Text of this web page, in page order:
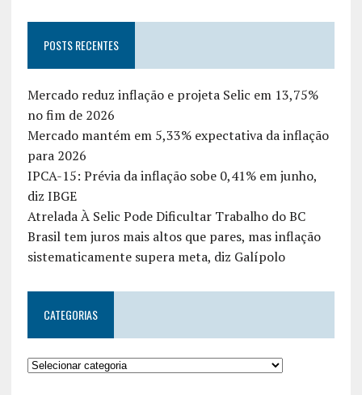
POSTS RECENTES
Mercado reduz inflação e projeta Selic em 13,75%
no fim de 2026
Mercado mantém em 5,33% expectativa da inflação
para 2026
IPCA-15: Prévia da inflação sobe 0,41% em junho,
diz IBGE
Atrelada À Selic Pode Dificultar Trabalho do BC
Brasil tem juros mais altos que pares, mas inflação
sistematicamente supera meta, diz Galípolo
CATEGORIAS